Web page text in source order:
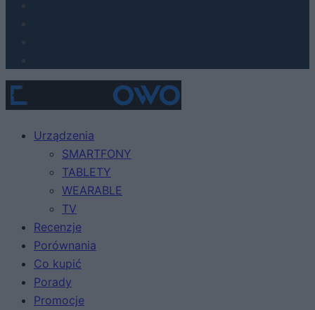
Urządzenia
SMARTFONY
TABLETY
WEARABLE
TV
Recenzje
Porównania
Co kupić
Porady
Promocje